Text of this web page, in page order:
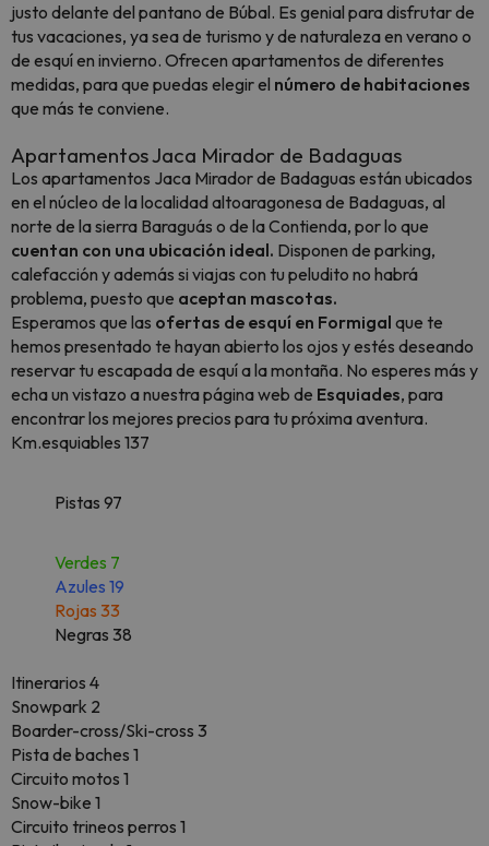
justo delante del pantano de Búbal. Es genial para disfrutar de
tus vacaciones, ya sea de turismo y de naturaleza en verano o
de esquí en invierno. Ofrecen apartamentos de diferentes
medidas, para que puedas elegir el número de habitaciones
que más te conviene.
Apartamentos Jaca Mirador de Badaguas
Los apartamentos Jaca Mirador de Badaguas están ubicados
en el núcleo de la localidad altoaragonesa de Badaguas, al
norte de la sierra Baraguás o de la Contienda, por lo que
cuentan con una ubicación ideal. Disponen de parking,
calefacción y además si viajas con tu peludito no habrá
problema, puesto que aceptan mascotas.
Esperamos que las ofertas de esquí en Formigal que te
hemos presentado te hayan abierto los ojos y estés deseando
reservar tu escapada de esquí a la montaña. No esperes más y
echa un vistazo a nuestra página web de Esquiades, para
encontrar los mejores precios para tu próxima aventura.
Km.esquiables 137
Pistas 97
Verdes 7
Azules 19
Rojas 33
Negras 38
Itinerarios 4
Snowpark 2
Boarder-cross/Ski-cross 3
Pista de baches 1
Circuito motos 1
Snow-bike 1
Circuito trineos perros 1